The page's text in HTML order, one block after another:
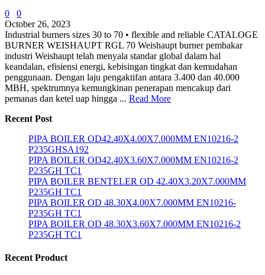
0
0
October 26, 2023
Industrial burners sizes 30 to 70 • flexible and reliable CATALOGE
BURNER WEISHAUPT RGL 70 Weishaupt burner pembakar
industri Weishaupt telah menyala standar global dalam hal
keandalan, efisiensi energi, kebisingan tingkat dan kemudahan
penggunaan. Dengan laju pengaktifan antara 3.400 dan 40.000
MBH, spektrumnya kemungkinan penerapan mencakup dari
pemanas dan ketel uap hingga ... Read More
Recent Post
PIPA BOILER OD42.40X4.00X7.000MM EN10216-2
P235GHSA192
PIPA BOILER OD42.40X3.60X7.000MM EN10216-2
P235GH TC1
PIPA BOILER BENTELER OD 42.40X3.20X7.000MM
P235GH TC1
PIPA BOILER OD 48.30X4.00X7.000MM EN10216-
P235GH TC1
PIPA BOILER OD 48.30X3.60X7.000MM EN10216-2
P235GH TC1
Recent Product